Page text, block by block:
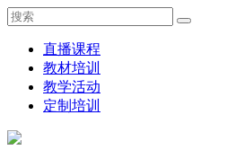
直播课程
教材培训
教学活动
定制培训